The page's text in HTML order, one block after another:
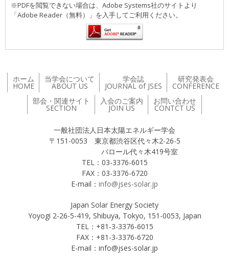
※PDFを閲覧できない場合は、Adobe Systems社のサイトより
「Adobe Reader（無料）」を入手してご利用ください。
ホーム
HOME
当学会について
ABOUT US
学会誌
JOURNAL of JSES
研究発表会
CONFERENCE
部会・関連サイト
SECTION
入会のご案内
JOIN US
お問い合わせ
CONTCT US
一般社団法人日本太陽エネルギー学会
〒151-0053 東京都渋谷区代々木2-26-5
バロール代々木419号室
TEL：03-3376-6015
FAX：03-3376-6720
E-mail： info@jses-solar.jp
Japan Solar Energy Society
Yoyogi 2-26-5-419, Shibuya, Tokyo, 151-0053, Japan
TEL：+81-3-3376-6015
FAX：+81-3-3376-6720
E-mail：info@jses-solar.jp